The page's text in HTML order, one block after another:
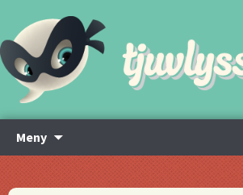
Meny
innehåll